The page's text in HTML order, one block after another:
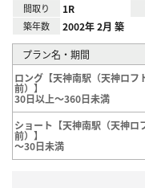
間取り 1R
築年数 2002年 2月 築
プラン名・期間
ロング【天神南駅（天神ロフ
前）】
30日以上～360日未満
ショート【天神南駅（天神ロ
前）】
～30日未満